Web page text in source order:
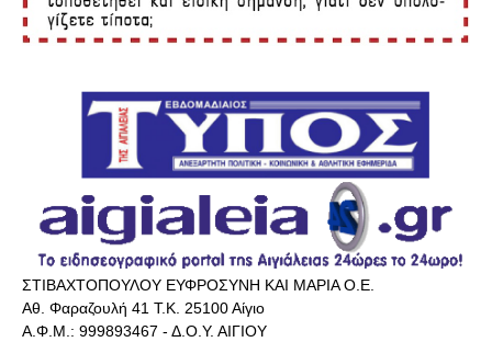
ΣΤΙΒΑΧΤΟΠΟΥΛΟΥ ΕΥΦΡΟΣΥΝΗ ΚΑΙ ΜΑΡΙΑ Ο.Ε.
Αθ. Φαραζουλή 41 Τ.Κ. 25100 Αίγιο
Α.Φ.Μ.: 999893467 - Δ.Ο.Υ. ΑΙΓΙΟΥ